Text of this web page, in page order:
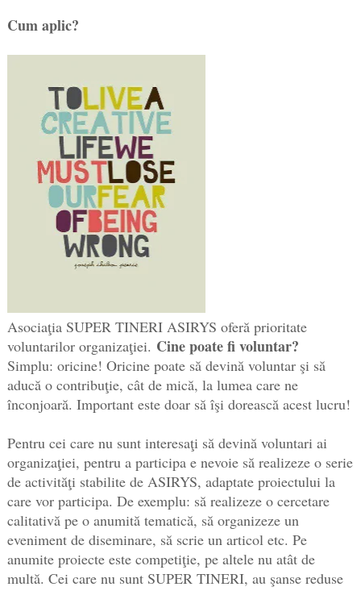
Cum aplic?
Asociaţia SUPER TINERI ASIRYS oferă prioritate
voluntarilor organizaţiei. Cine poate fi voluntar?
Simplu: oricine! Oricine poate să devină voluntar şi să
aducă o contribuţie, cât de mică, la lumea care ne
înconjoară. Important este doar să îşi dorească acest lucru!
Pentru cei care nu sunt interesaţi să devină voluntari ai
organizaţiei, pentru a participa e nevoie să realizeze o serie
de activităţi stabilite de ASIRYS, adaptate proiectului la
care vor participa. De exemplu: să realizeze o cercetare
calitativă pe o anumită tematică, să organizeze un
eveniment de diseminare, să scrie un articol etc. Pe
anumite proiecte este competiţie, pe altele nu atât de
multă. Cei care nu sunt SUPER TINERI, au şanse reduse